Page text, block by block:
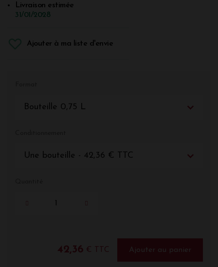
Livraison estimée
31/01/2028
Ajouter à ma liste d'envie
Bouteille 0,75 L
Une bouteille - 42,36 € TTC
42,36 € TTC Ajouter au panier